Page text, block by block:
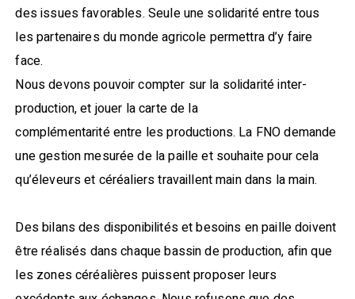
des issues favorables. Seule une solidarité entre tous
les partenaires du monde agricole permettra d’y faire
face.
Nous devons pouvoir compter sur la solidarité inter-
production, et jouer la carte de la
complémentarité entre les productions. La FNO demande
une gestion mesurée de la paille et souhaite pour cela
qu’éleveurs et céréaliers travaillent main dans la main.
Des bilans des disponibilités et besoins en paille doivent
être réalisés dans chaque bassin de production, afin que
les zones céréalières puissent proposer leurs